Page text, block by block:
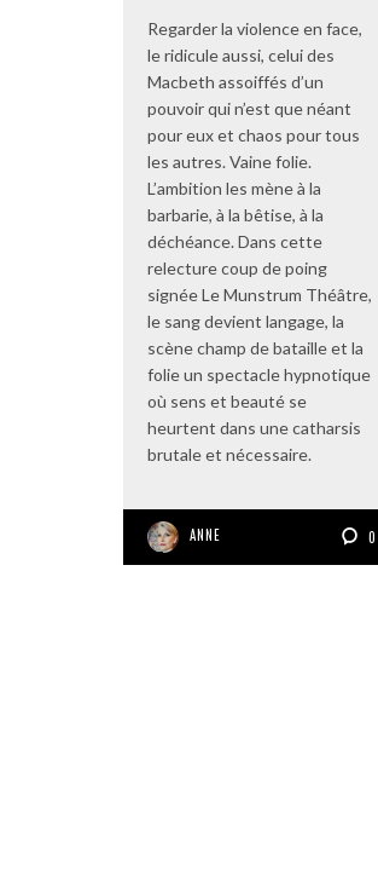
Regarder la violence en face,
le ridicule aussi, celui des
Macbeth assoiffés d’un
pouvoir qui n’est que néant
pour eux et chaos pour tous
les autres. Vaine folie.
L’ambition les mène à la
barbarie, à la bêtise, à la
déchéance. Dans cette
relecture coup de poing
signée Le Munstrum Théâtre,
le sang devient langage, la
scène champ de bataille et la
folie un spectacle hypnotique
où sens et beauté se
heurtent dans une catharsis
brutale et nécessaire.
ANNE 0